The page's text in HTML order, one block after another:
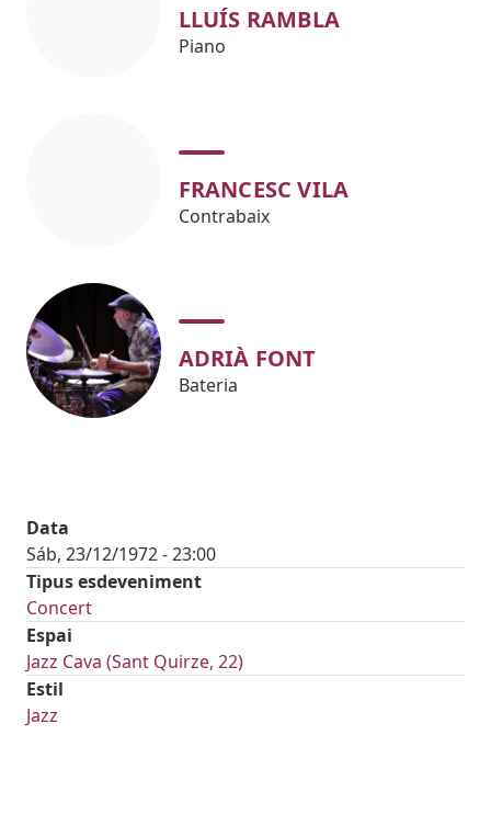
LLUÍS RAMBLA
Piano
FRANCESC VILA
Contrabaix
ADRIÀ FONT
Bateria
Data
Sáb, 23/12/1972 - 23:00
Tipus esdeveniment
Concert
Espai
Jazz Cava (Sant Quirze, 22)
Estil
Jazz